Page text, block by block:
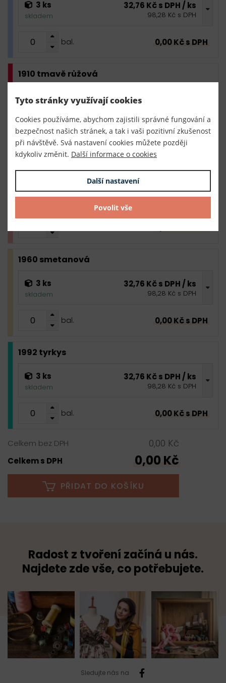
3 ks
skladem
32,76 Kč s DPH / ks
98,28 Kč s DPH
bal. 0,00 Kč s DPH
1910 tmavě růžová
3 ks 32,76 Kč s DPH / ks
bal. 0,00 Kč s DPH
3 ks 32,76 Kč s DPH / ks
1960 smetanová
3 ks
skladem
32,76 Kč s DPH / ks
98,28 Kč s DPH
bal. 0,00 Kč s DPH
1992 tyrkys
3 ks
skladem
32,76 Kč s DPH / ks
98,28 Kč s DPH
bal. 0,00 Kč s DPH
Celkem bez DPH 0,00 Kč
Celkem s DPH 0,00 Kč
PŘIDAT DO KOŠÍKU
Radost z tvoření začíná u nás.
Najdete zde vše, co potřebujete.
Sledujte nás na
Tyto stránky využívají cookies
Cookies používáme, abychom zajistili správné fungování a
bezpečnost našich stránek, a tak i vaši pozitivní zkušenost
při návštěvě. Svá nastavení cookies můžete později
kdykoliv změnit. Další informace o cookies
Další nastavení
Povolit vše